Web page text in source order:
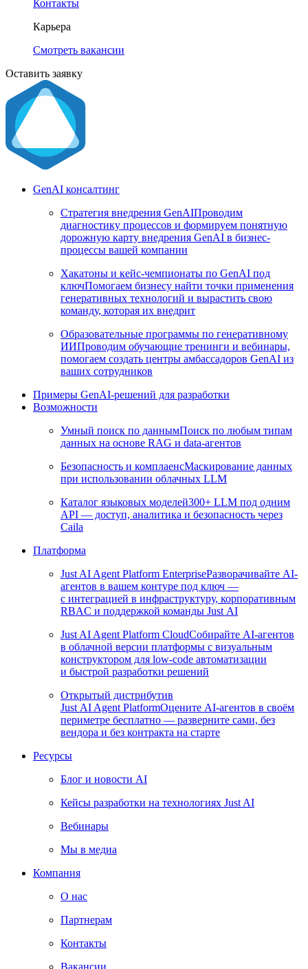
Контакты
Карьера
Смотреть вакансии
Оставить заявку
GenAI консалтинг
Стратегия внедрения GenAIПроводим
диагностику процессов и формируем понятную
дорожную карту внедрения GenAI в бизнес-
процессы вашей компании
Хакатоны и кейс-чемпионаты по GenAI под
ключПомогаем бизнесу найти точки применения
генеративных технологий и вырастить свою
команду, которая их внедрит
Образовательные программы по генеративному
ИИПроводим обучающие тренинги и вебинары,
помогаем создать центры амбассадоров GenAI из
ваших сотрудников
Примеры GenAI-решений для разработки
Возможности
Умный поиск по даннымПоиск по любым типам
данных на основе RAG и data-агентов
Безопасность и комплаенсМаскирование данных
при использовании облачных LLM
Каталог языковых моделей300+ LLM под одним
API — доступ, аналитика и безопасность через
Caila
Платформа
Just AI Agent Platform EnterpriseРазворачивайте AI-
агентов в вашем контуре под ключ —
с интеграцией в инфраструктуру, корпоративным
RBAC и поддержкой команды Just AI
Just AI Agent Platform CloudСобирайте AI-агентов
в облачной версии платформы с визуальным
конструктором для low-code автоматизации
и быстрой разработки решений
Открытый дистрибутив
Just AI Agent PlatformОцените AI-агентов в своём
периметре бесплатно — разверните сами, без
вендора и без контракта на старте
Ресурсы
Блог и новости AI
Кейсы разработки на технологиях Just AI
Вебинары
Мы в медиа
Компания
О нас
Партнерам
Контакты
Вакансии